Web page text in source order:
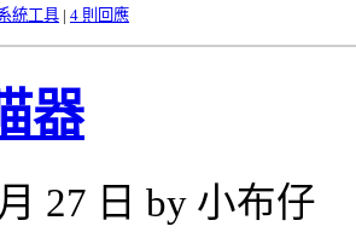
統工具 | 4 則回應
器
27 日 by 小布仔